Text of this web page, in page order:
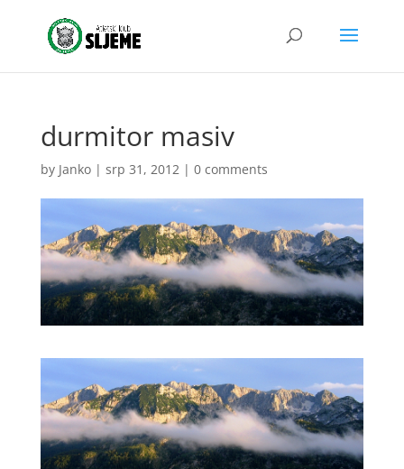
durmitor masiv
by Janko| srp 31, 2012| 0 comments